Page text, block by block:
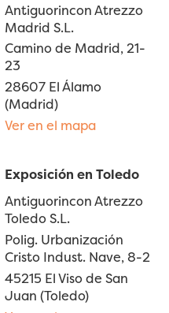
Antiguorincon Atrezzo
Madrid S.L.
Camino de Madrid, 21-
23
28607 El Álamo
(Madrid)
Ver en el mapa
Exposición en Toledo
Antiguorincon Atrezzo
Toledo S.L.
Polig. Urbanización
Cristo Indust. Nave, 8-2
45215 El Viso de San
Juan (Toledo)